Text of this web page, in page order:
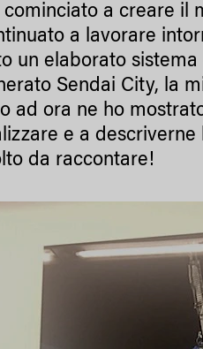
cominciato a creare il
a lavorare
un elaborato
Sendai City, la
ad ora ne ho
e a descriverne
da raccontare!